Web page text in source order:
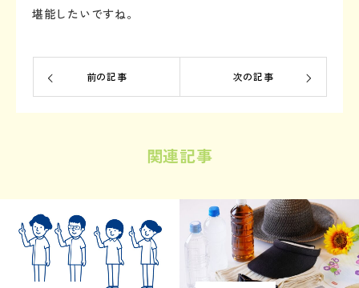
堪能したいですね。
前の記事 次の記事
関連記事